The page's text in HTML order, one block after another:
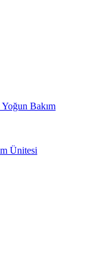
Bakım
Ünitesi